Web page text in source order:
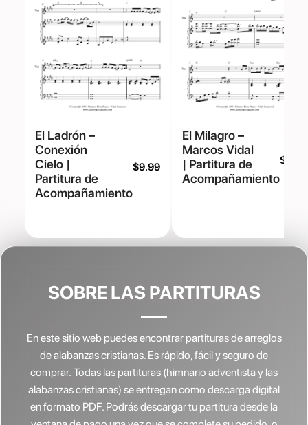
El Ladrón –
Conexión
Cielo |
Partitura de
Acompañamiento
$9.99
El Milagro –
Marcos Vidal
| Partitura de
Acompañamiento
$
SOBRE LAS PARTITURAS
En este sitio web puedes encontrar partituras de arreglos
de alabanzas cristianas. Es rápido, fácil y seguro de
comprar. Todas las partituras (himnario adventista y las
alabanzas cristianas) se entregan como descarga digital
en formato PDF. Podrás descargar tu partitura desde la